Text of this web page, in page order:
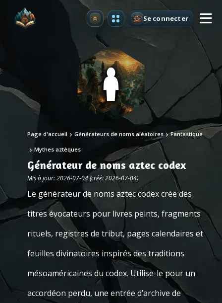
Premium Se connecter
Page d'accueil Générateurs de noms aléatoires Fantastique
Mythes aztèques
Générateur de noms aztec codex
Mis à jour: 2026-07-04 (créé: 2026-07-04)
Le générateur de noms aztec codex crée des
titres évocateurs pour livres peints, fragments
rituels, registres de tribut, pages calendaires et
feuilles divinatoires inspirés des traditions
mésoaméricaines du codex. Utilise-le pour un
accordéon perdu, une entrée d’archive de